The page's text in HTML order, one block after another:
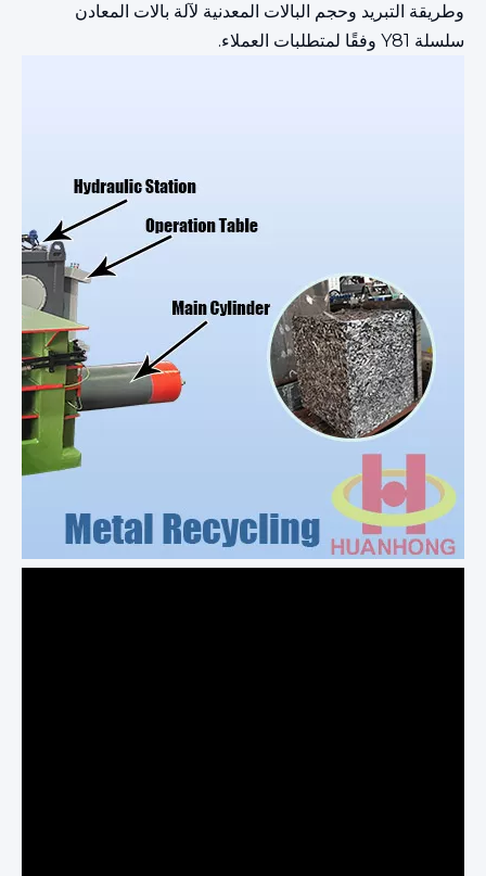
وطريقة التبريد وحجم البالات المعدنية لآلة بالات المعادن
سلسلة Y81 وفقًا لمتطلبات العملاء.